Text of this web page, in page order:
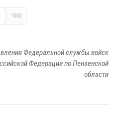
1932
Федеральной службы войск
Федерации по Пензенской
области